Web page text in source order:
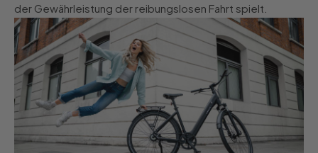
der Gewährleistung der reibungslosen Fahrt spielt.